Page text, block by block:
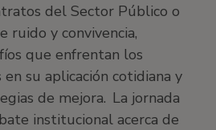
del Sector Público o
ruido y convivencia,
que enfrentan los
su aplicación cotidiana y
de mejora. La jornada
institucional acerca de